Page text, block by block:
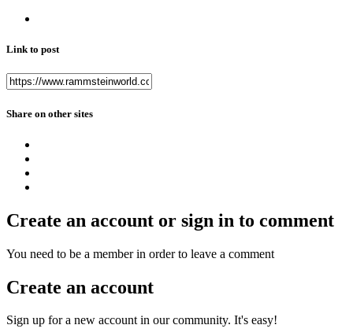
Link to post
Share on other sites
Create an account or sign in to comment
You need to be a member in order to leave a comment
Create an account
Sign up for a new account in our community. It's easy!